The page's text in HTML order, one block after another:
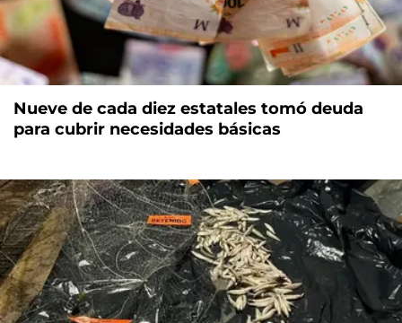
Nueve de cada diez estatales tomó deuda
para cubrir necesidades básicas